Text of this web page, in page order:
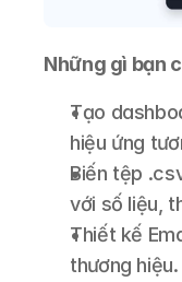
Những gì bạn
Tạo
hiệu ứng
Biến tệp
với số liệu,
Thiết kế
thương hiệu.